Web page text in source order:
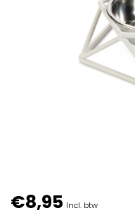
€8,95 Incl. btw